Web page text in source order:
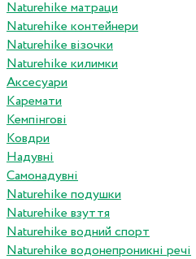
Naturehike матраци
Naturehike контейнери
Naturehike візочки
Naturehike килимки
Аксесуари
Каремати
Кемпінгові
Ковдри
Надувні
Самонадувні
Naturehike подушки
Naturehike взуття
Naturehike водний спорт
Naturehike водонепроникні речі